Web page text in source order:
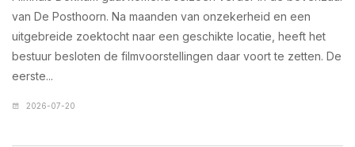
van De Posthoorn. Na maanden van onzekerheid en een
uitgebreide zoektocht naar een geschikte locatie, heeft het
bestuur besloten de filmvoorstellingen daar voort te zetten. De
eerste...
2026-07-20